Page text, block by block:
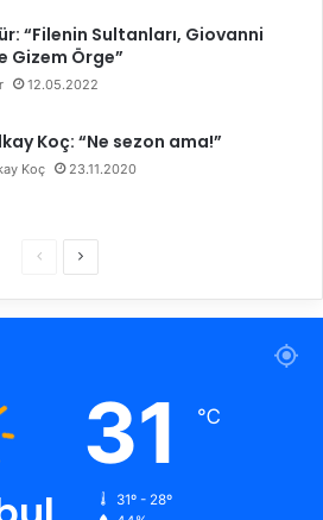
“Filenin Sultanları, Giovanni
Gizem Örge”
12.05.2022
Koç: “Ne sezon ama!”
Koç 23.11.2020
c
n
k
31 ℃
31º - 28º